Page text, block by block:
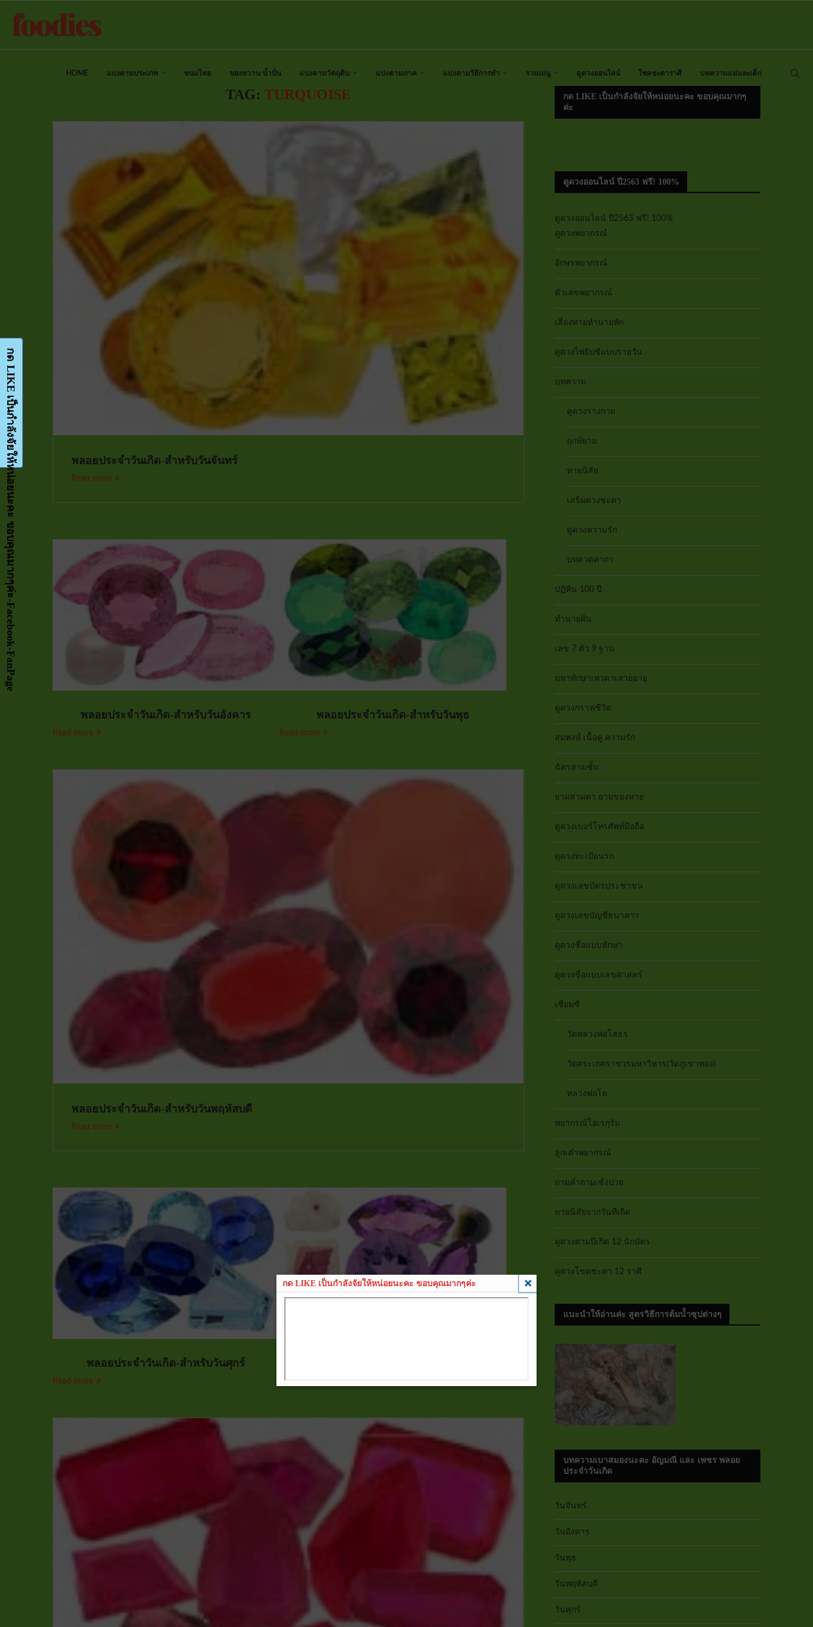
HOME แบ่งตามประเภท ขนมไทย ของหวาน-น้ำปั่น แบ่งตามวัตถุดิบ แบ่งตามภาค แบ่งตามวิธีการทำ รวมเมนู ดูดวงออนไลน์ โชคชะตาราศี บทความแม่และเด็ก
TAG:TURQUOISE
พลอยประจำวันเกิด-สำหรับวันจันทร์
Read more
พลอยประจำวันเกิด-สำหรับวันอังคาร
Read more
พลอยประจำวันเกิด-สำหรับวันพุธ
Read more
พลอยประจำวันเกิด-สำหรับวันพฤหัสบดี
Read more
พลอยประจำวันเกิด-สำหรับวันศุกร์
Read more Read more
กด LIKE เป็นกำลังจัยให้หน่อยนะคะ ขอบคุณมากๆ
ค่ะ
ดูดวงออนไลน์ ปี2563 ฟรี! 100%
ดูดวงออนไลน์ ปี2563 ฟรี! 100%
ดูดวงพยากรณ์
อักษรพยากรณ์
ตัวเลขพยากรณ์
เสี่ยงทายทำนายทัก
ดูดวงไพ่ยิปซีแบบรายวัน
บทความ
ดูดวงร่างกาย
ฤกษ์ยาม
ทายนิสัย
เสริมดวงชะตา
ดูดวงความรัก
บทสวดคาถา
ปฏิทิน 100 ปี
ทำนายฝัน
เลข 7 ตัว 9 ฐาน
มหาทักษาเทวดาเสวยอายุ
ดูดวงกราฟชีวิต
สมพงษ์ เนื้อคู่ ความรัก
ฉัตรสามชั้น
ยามสามตา ยามของหาย
ดูดวงเบอร์โทรศัพท์มือถือ
ดูดวงทะเบียนรถ
ดูดวงเลขบัตรประชาชน
ดูดวงเลขบัญชีธนาคาร
ดูดวงชื่อแบบทักษา
ดูดวงชื่อแบบเลขศาสตร์
เซียมซี
วัดหลวงพ่อโสธร
วัดสระเกศราชวรมหาวิหาร(วัดภูเขาทอง)
หลวงพ่อโต
พยากรณ์โอเรกุรัม
ลูกเต๋าพยากรณ์
ถามคำถามเซ้งปวย
ทายนิสัยจากวันที่เกิด
ดูดวงตามปีเกิด 12 นักษัตร
ดูดวงโชคชะตา 12 ราศี
แนะนำให้อ่านค่ะ สูตรวิธีการต้มน้ำซุปต่างๆ
บทความเบาสมองนะคะ อัญมณี และ เพชร พลอย
ประจำวันเกิด
วันจันทร์
วันอังคาร
วันพุธ
วันพฤหัสบดี
วันศุกร์
กด LIKE เป็นกำลังจัยให้หน่อยนะคะ ขอบคุณมากๆค่ะ-Facebook-FanPage
กด LIKE เป็นกำลังจัยให้หน่อยนะคะ ขอบคุณมากๆค่ะ